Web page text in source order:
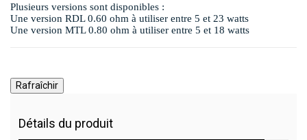
Plusieurs versions sont disponibles :
Une version RDL 0.60 ohm à utiliser entre 5 et 23 watts
Une version MTL 0.80 ohm à utiliser entre 5 et 18 watts
Détails du produit